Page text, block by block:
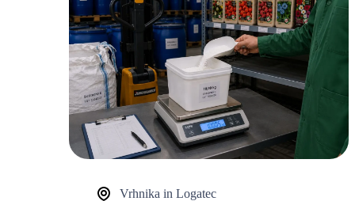
Vrhnika in Logatec